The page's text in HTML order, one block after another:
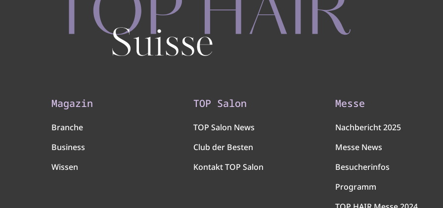
Magazin
Branche
Business
Wissen
TOP Salon
TOP Salon News
Club der Besten
Kontakt TOP Salon
Messe
Nachbericht 2025
Messe News
Besucherinfos
Programm